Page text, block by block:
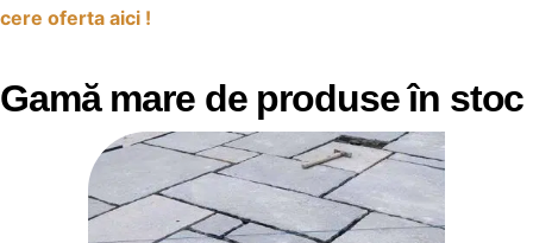
cere oferta aici !
Gamă mare de produse în stoc